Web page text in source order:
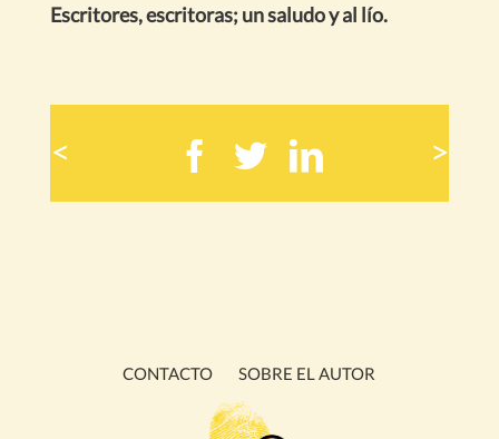
Escritores, escritoras; un saludo y al lío.
< Facebook
TwitterLinkedIn
>
CONTACTO SOBRE EL AUTOR